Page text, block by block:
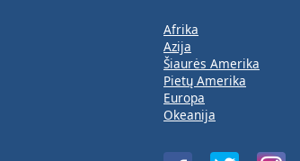
Afrika
Azija
Šiaurės Amerika
Pietų Amerika
Europa
Okeanija